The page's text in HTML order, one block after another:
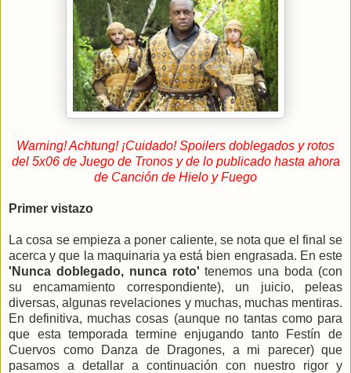
Warning! Achtung! ¡Cuidado! Spoilers doblegados y rotos
del 5x06 de Juego de Tronos y de lo publicado hasta ahora
de Canción de Hielo y Fuego
Primer vistazo
La cosa se empieza a poner caliente, se nota que el final se
acerca y que la maquinaria ya está bien engrasada. En este
'Nunca doblegado, nunca roto' tenemos una boda (con
su encamamiento correspondiente), un juicio, peleas
diversas, algunas revelaciones y muchas, muchas mentiras.
En definitiva, muchas cosas (aunque no tantas como para
que esta temporada termine enjugando tanto Festín de
Cuervos como Danza de Dragones, a mi parecer) que
pasamos a detallar a continuación con nuestro rigor y